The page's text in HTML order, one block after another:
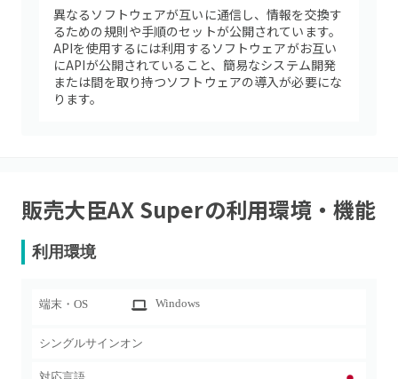
異なるソフトウェアが互いに通信し、情報を交換す
るための規則や手順のセットが公開されています。
APIを使用するには利用するソフトウェアがお互い
にAPIが公開されていること、簡易なシステム開発
または間を取り持つソフトウェアの導入が必要にな
ります。
販売大臣AX Superの利用環境・機能
利用環境
端末・OS Windows
シングルサインオン